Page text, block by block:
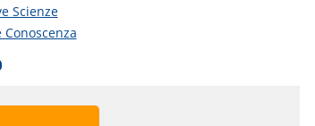
Scienze
Conoscenza